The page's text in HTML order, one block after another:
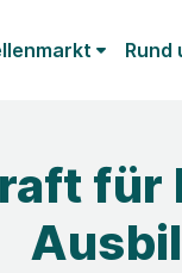
Rund